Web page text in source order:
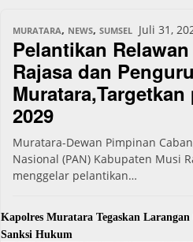
MURATARA, NEWS, SUMSEL Juli 31,
Pelantikan
Rajasa dan
2029
Muratara-Dewan Pimpinan
Nasional (PAN) Kabupaten Musi
menggelar pelantikan…
Kapolres Muratara Tegaskan
Sanksi Hukum